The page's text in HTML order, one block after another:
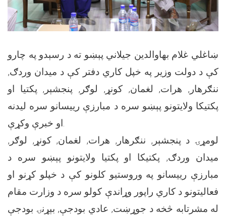
ښاغلي غلام بهاوالدین جیلاني پېښو ته د رسېدو په چارو
کې د دولت وزیر په خپل کاري دفتر کې د میدان وردګ,
ننګرهار, هرات, لغمان, کونړ, لوګر, پنجشېر, پکتیا او
پکتیکا ولایتونو پېښو سره د مبارزې رییسانو سره لیدنه
او خبرې وکړې.
لومړۍ د پنجشېر, ننګرهار, هرات, لغمان, کونړ, لوګر,
میدان وردګ, پکتیکا او پکتیا ولایتونو پېښو سره د
مبارزې رییسانو په وروستیو کلونو کې د خپلو کړنو او
فعالیتونو د کاري راپور وړاندې کولو سره د وزارت مقام
له مشرتابه څخه د جوړښت, عادي بودجې, بېړنۍ بودجې